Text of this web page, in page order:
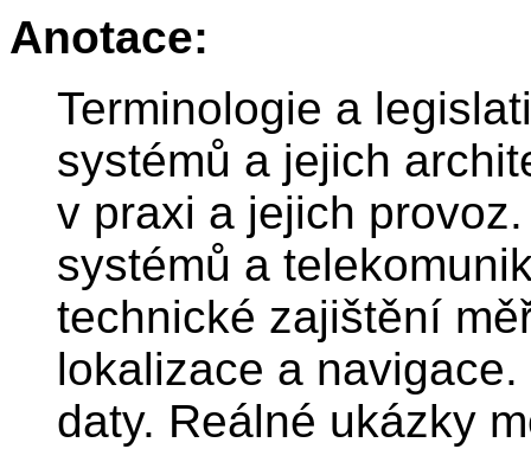
Anotace:
Terminologie a
systémů a jejich
v praxi a jejich
systémů a
technické zajištění
lokalizace a
daty. Reálné ukázky